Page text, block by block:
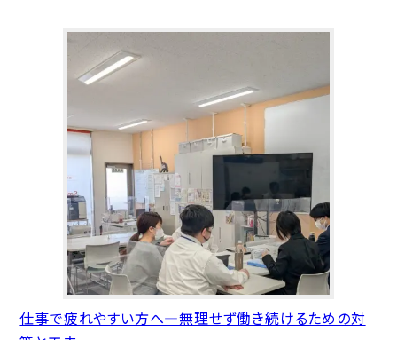
仕事で疲れやすい方へ―無理せず働き続けるための対